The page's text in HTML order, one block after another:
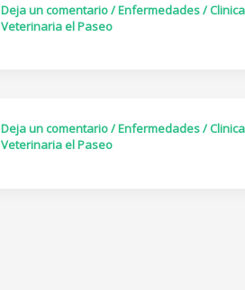
Deja un comentario/Enfermedades/Clinica
Veterinaria el Paseo
Deja un comentario/Enfermedades/Clinica
Veterinaria el Paseo